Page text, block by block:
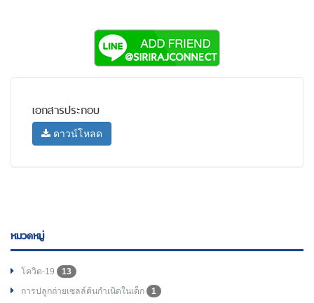
เอกสารประกอบ
ดาวน์โหลด
หมวดหมู่
โควิด-19
13
การปลูกถ่ายเซลล์ต้นกำเนิดในเด็ก
1